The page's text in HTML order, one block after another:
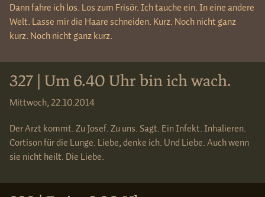
Dann fahre ich los. Los zum Frisör. Ich tauche ein. In eine andere
Welt. Lasse mir die Haare schneiden. Kurz. Noch nicht ganz
kurz. Noch nicht ganz kurz.
327 | Um 6.40 Uhr bin ich wach.
Mittwoch, 22.10.2014
Der Arzt kommt. Zu Josef. Zu uns. Sagt. Ein Infekt. Inhalieren.
Cortison für die Lunge. Liebe, denke ich. Und Liebe. Auch wenn
sie nicht heilt. Die Liebe.